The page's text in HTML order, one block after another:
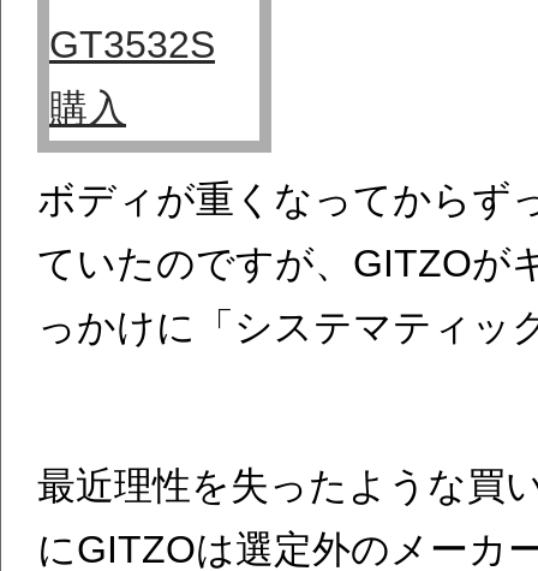
ボディが重くなってからず
ていたのですが、GITZOが
っかけに「システマティッ
最近理性を失ったような買
にGITZOは選定外のメーカ